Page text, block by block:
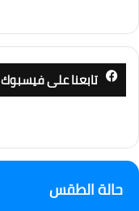
تابعنا على فيسبوك
حالة الطقس